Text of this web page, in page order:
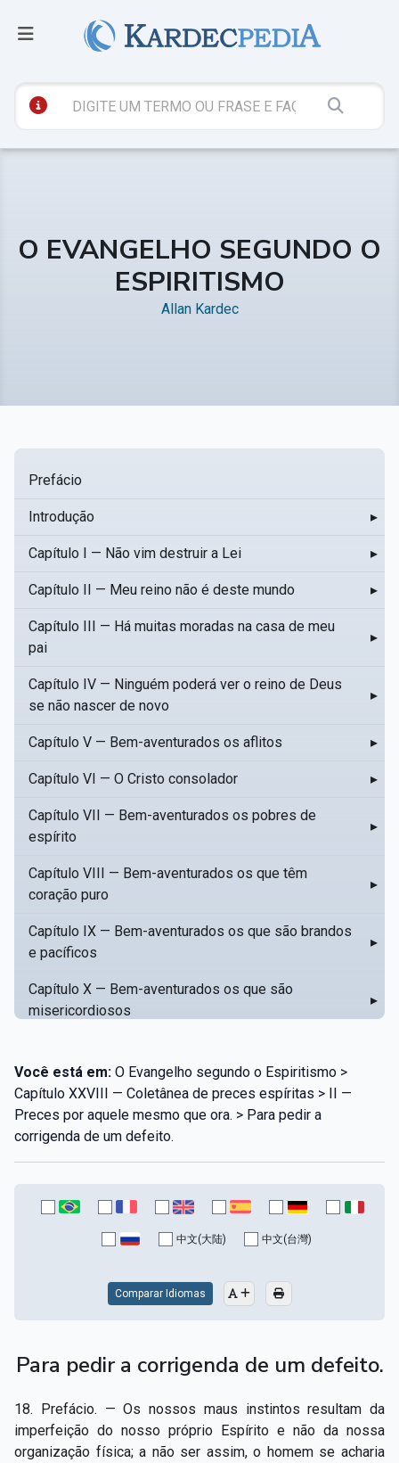
O EVANGELHO SEGUNDO O
ESPIRITISMO
Allan Kardec
Prefácio
Introdução ▸
Capítulo I — Não vim destruir a Lei ▸
Capítulo II — Meu reino não é deste mundo ▸
Capítulo III — Há muitas moradas na casa de meu
pai
▸
Capítulo IV — Ninguém poderá ver o reino de Deus
se não nascer de novo
▸
Capítulo V — Bem-aventurados os aflitos ▸
Capítulo VI — O Cristo consolador ▸
Capítulo VII — Bem-aventurados os pobres de
espírito
▸
Capítulo VIII — Bem-aventurados os que têm
coração puro
▸
Capítulo IX — Bem-aventurados os que são brandos
e pacíficos
▸
Capítulo X — Bem-aventurados os que são
misericordiosos
▸
Capítulo XII — Amai os vossos inimigos
Capítulo XIII — Não saiba a vossa mão esquerda o
que dê a vossa mão direita
Capítulo XV — Fora da caridade não há salvação
Capítulo XVI — Não se pode servir a Deus e a
Capítulo XVII — Sede perfeitos
escolhidos
Capítulo XIX — A fé transporta montanhas ▸
Capítulo XX — Os trabalhadores da última hora ▸
Você está em: O Evangelho segundo o Espiritismo >
Capítulo XXVIII — Coletânea de preces espíritas > II —
Preces por aquele mesmo que ora. > Para pedir a
corrigenda de um defeito.
中文(大陆) 中文(台灣)
Comparar Idiomas
Para pedir a corrigenda de um defeito.
18. Prefácio. — Os nossos maus instintos resultam da
imperfeição do nosso próprio Espírito e não da nossa
organização física; a não ser assim, o homem se acharia